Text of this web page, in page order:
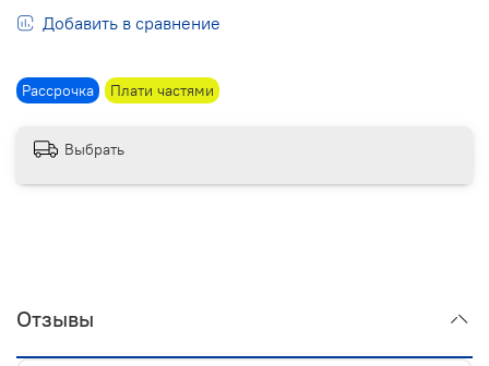
Рассрочка Плати частями
Добавить в сравнение
Выбрать
Отзывы